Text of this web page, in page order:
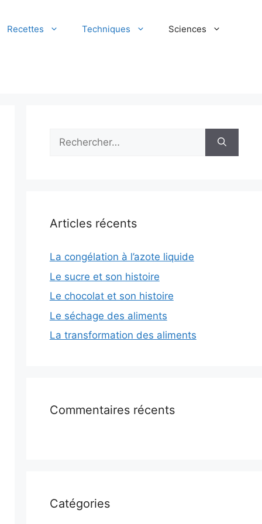
Recettes Techniques Sciences
Rechercher :
Articles récents
La congélation à l’azote liquide
Le sucre et son histoire
Le chocolat et son histoire
Le séchage des aliments
La transformation des aliments
Commentaires récents
Catégories